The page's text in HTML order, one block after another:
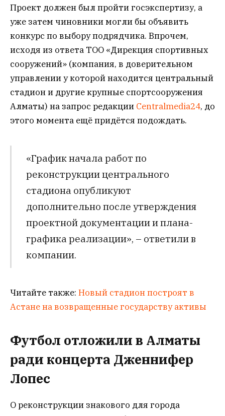
Проект должен был пройти госэкспертизу, а
уже затем чиновники могли бы объявить
конкурс по выбору подрядчика. Впрочем,
исходя из ответа ТОО «Дирекция спортивных
сооружений» (компания, в доверительном
управлении у которой находится центральный
стадион и другие крупные спортсооружения
Алматы) на запрос редакции Centralmedia24, до
этого момента ещё придётся подождать.
«График начала работ по
реконструкции центрального
стадиона опубликуют
дополнительно после утверждения
проектной документации и плана-
графика реализации», – ответили в
компании.
Читайте также: Новый стадион построят в
Астане на возвращенные государству активы
Футбол отложили в Алматы
ради концерта Дженнифер
Лопес
О реконструкции знакового для города